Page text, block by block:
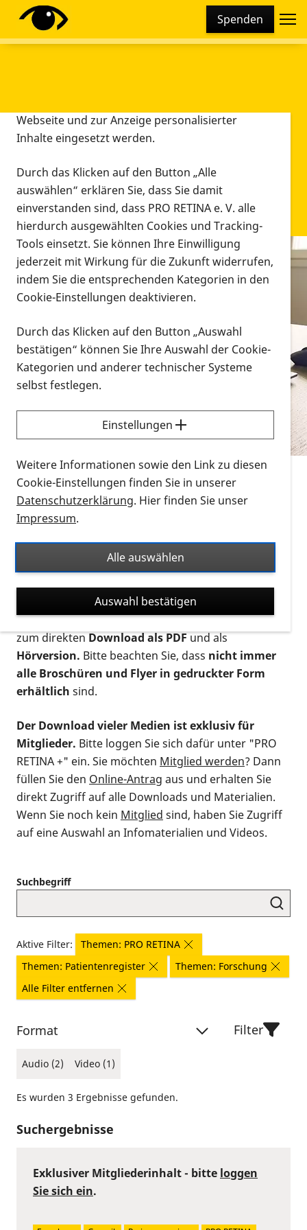
Spenden
Infomaterial
Infomaterial
Vorlesen
Alle Infomaterialien in verschiedenen
Formaten an einem Ort
Sie möchten wissen, wie Sie nach Infonmaterial
suchen und dieses bestellen bzw. herunterladen
können? Schauen Sie sich dieErklärvideos zum
Thema Infomaterial auf der PRO RETINA-Website
für blinde und sehbehinderte Menschen an.
Auf dieser Seite finden Sie sämtliches Infomaterial
Ort. Nutzen Sie den Formatfilter, um ausschließlich
nach Flyern und Broschüren, Audios oder Videos zu
suchen. Die meisten Flyer und Broschüren werden in
verschiedenen Formaten angeboten: zur
postalischen Bestellung als gedruckte Variante
zum direktenDownload als PDFund als
Hörversion. Bitte beachten Sie, dass nicht immer
alle Broschüren und Flyer in gedruckter Form
erhältlich sind.
Der Download vieler Medien ist exklusiv für
Mitglieder. Bitte loggen Sie sich dafür unter "PRO
RETINA +" ein. Sie möchten Mitglied werden? Dann
füllen Sie den Online-Antrag aus und erhalten Sie
direkt Zugriff auf alle Downloads und Materialien.
Wenn Sie noch kein Mitglied sind, haben Sie Zugriff
auf eine Auswahl an Infomaterialien und Videos.
Suchbegriff
Aktive Filter:
Themen: PRO RETINA
Themen: Patientenregister
Themen: Forschung
Alle Filter entfernen
Format
Audio (2) Video (1)
Filter
Es wurden 3 Ergebnisse gefunden.
Suchergebnisse
Exklusiver Mitgliederinhalt - bitte loggen
Sie sich ein.
Diese Webseite setzt verschiedene Cookies und
Tracking-Tools ein. Dies beinhaltet Cookies und
Webseite und zur Anzeige personalisierter
Inhalte eingesetzt werden.
Durch das Klicken auf den Button „Alle
auswählen“ erklären Sie, dass Sie damit
einverstanden sind, dass PRO RETINA e. V. alle
hierdurch ausgewählten Cookies und Tracking-
Tools einsetzt. Sie können Ihre Einwilligung
jederzeit mit Wirkung für die Zukunft widerrufen,
indem Sie die entsprechenden Kategorien in den
Cookie-Einstellungen deaktivieren.
Durch das Klicken auf den Button „Auswahl
bestätigen“ können Sie Ihre Auswahl der Cookie-
Kategorien und anderer technischer Systeme
selbst festlegen.
Einstellungen
Weitere Informationen sowie den Link zu diesen
Cookie-Einstellungen finden Sie in unserer
Datenschutzerklärung. Hier finden Sie unser
Impressum.
Alle auswählen
Auswahl bestätigen